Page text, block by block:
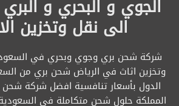
الجوي و البحري و البري
الى نقل وتخزين
شركة شحن بري وجوي وبحري في
وتخزين اثاث في الرياض شحن بري من
الدول بأسعار تنافسية افضل شركة
المملكة حلول شحن متكاملة في